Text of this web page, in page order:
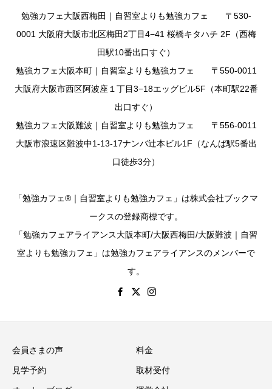
勉強カフェ大阪西梅田｜自習室よりも勉強カフェ 〒530-
0001 大阪府大阪市北区梅田2丁目4−41 桜橋キタハチ 2F（西梅
田駅10番出口すぐ）
勉強カフェ大阪本町｜自習室よりも勉強カフェ 〒550-0011
大阪府大阪市西区阿波座１丁目3−18エッグビル5F（本町駅22番
出口すぐ）
勉強カフェ大阪難波｜自習室よりも勉強カフェ 〒556-0011
大阪市浪速区難波中1-13-17ナンバ辻本ビル1F（なんば駅5番出
口徒歩3分）
「勉強カフェ®｜自習室よりも勉強カフェ」は株式会社ブックマ
ークスの登録商標です。
「勉強カフェアライアンス大阪本町/大阪西梅田/大阪難波｜自習
室よりも勉強カフェ」は勉強カフェアライアンスのメンバーで
す。
会員さまの声 料金
見学予約 取材受付